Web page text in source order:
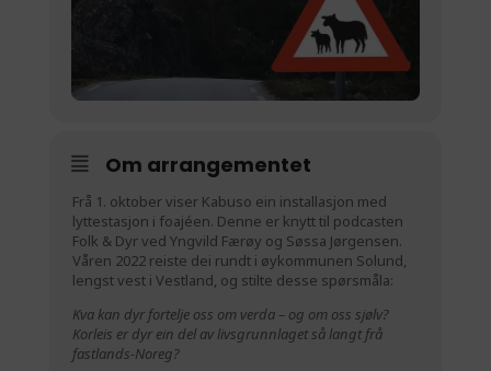
Om arrangementet
Frå 1. oktober viser Kabuso ein installasjon med
lyttestasjon i foajéen. Denne er knytt til podcasten
Folk & Dyr ved Yngvild Færøy og Søssa Jørgensen.
Våren 2022 reiste dei rundt i øykommunen Solund,
lengst vest i Vestland, og stilte desse spørsmåla:
Kva kan dyr fortelje oss om verda – og om oss sjølv?
Korleis er dyr ein del av livsgrunnlaget så langt frå
fastlands-Noreg?